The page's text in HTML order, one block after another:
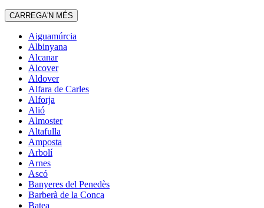
CARREGA'N MÉS
Aiguamúrcia
Albinyana
Alcanar
Alcover
Aldover
Alfara de Carles
Alforja
Alió
Almoster
Altafulla
Amposta
Arbolí
Arnes
Ascó
Banyeres del Penedès
Barberà de la Conca
Batea